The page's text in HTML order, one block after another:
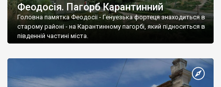
Феодосія. Пагорб Карантинний
Головна памятка Феодосії - Генуезька фортеця знаходиться в
старому районі - на Карантинному пагорбі, який підноситься в
південній частині міста.